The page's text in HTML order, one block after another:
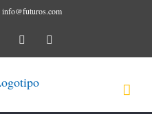
info@futuros.com
facebooktwitter